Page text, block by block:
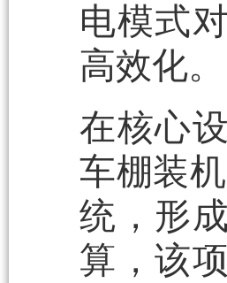
电模式
高效化。
在核心
车棚装
统，形
算，该